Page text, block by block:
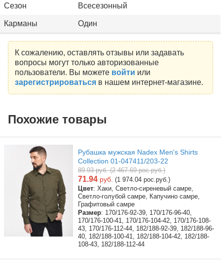
Сезон Всесезонный
Карманы Один
К сожалению, оставлять отзывы или задавать
вопросы могут только авторизованные
пользователи. Вы можете войти или
зарегистрироватьсяв нашем интернет-магазине.
Похожие товары
Рубашка мужская Nadex Men's Shirts
Collection 01-047411/203-22
89.93 руб. (2 467.69 рос.руб.)
71.94 руб. (1 974.04 рос.руб.)
Цвет: Хаки, Светло-сиреневый самре,
Светло-голубой самре, Капучино самре,
Графитовый самре
Размер: 170/176-92-39, 170/176-96-40,
170/176-100-41, 170/176-104-42, 170/176-108-
43, 170/176-112-44, 182/188-92-39, 182/188-96-
40, 182/188-100-41, 182/188-104-42, 182/188-
108-43, 182/188-112-44